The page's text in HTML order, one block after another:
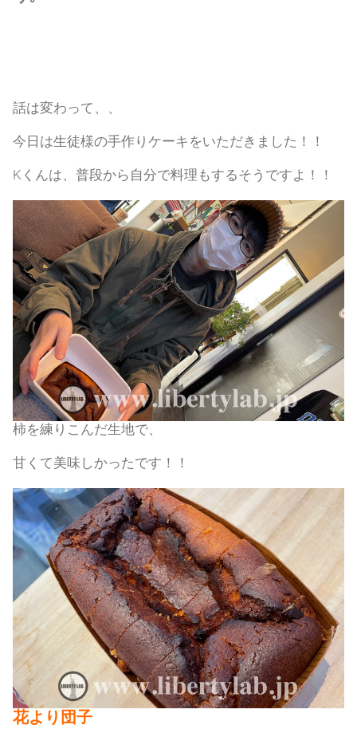
話は変わって、、
今日は生徒様の手作りケーキをいただきました！！
Kくんは、普段から自分で料理もするそうですよ！！
柿を練りこんだ生地で、
甘くて美味しかったです！！
花より団子